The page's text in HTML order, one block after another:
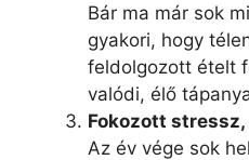
Bár ma már sok
gyakori, hogy
feldolgozott ételt
valódi, élő
Fokozott
Az év vége sok